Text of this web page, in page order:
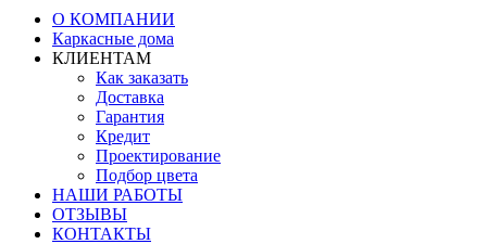
О КОМПАНИИ
Каркасные дома
КЛИЕНТАМ
Как заказать
Доставка
Гарантия
Кредит
Проектирование
Подбор цвета
НАШИ РАБОТЫ
ОТЗЫВЫ
КОНТАКТЫ